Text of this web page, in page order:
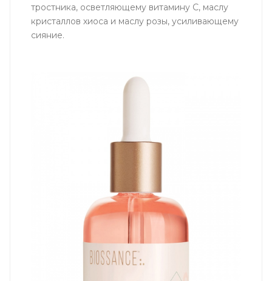
тростника, осветляющему витамину С, маслу
кристаллов хиоса и маслу розы, усиливающему
сияние.